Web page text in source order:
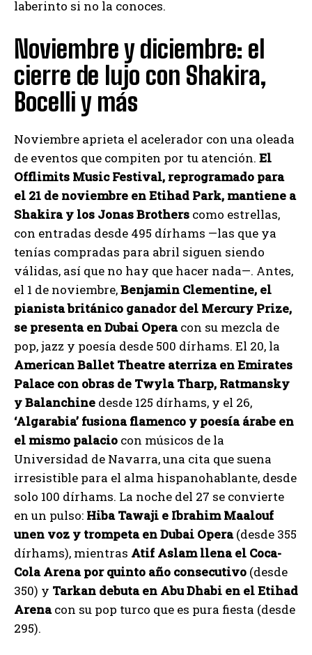
laberinto si no la conoces.
Noviembre y diciembre: el
cierre de lujo con Shakira,
Bocelli y más
Noviembre aprieta el acelerador con una oleada
de eventos que compiten por tu atención. El
Offlimits Music Festival, reprogramado para
el 21 de noviembre en Etihad Park, mantiene a
Shakira y los Jonas Brothers como estrellas,
con entradas desde 495 dírhams —las que ya
tenías compradas para abril siguen siendo
válidas, así que no hay que hacer nada—. Antes,
el 1 de noviembre,Benjamin Clementine, el
pianista británico ganador del Mercury Prize,
se presenta en Dubai Operacon su mezcla de
pop, jazz y poesía desde 500 dírhams. El 20, la
American Ballet Theatre aterriza en Emirates
Palace con obras de Twyla Tharp, Ratmansky
y Balanchine desde 125 dírhams, y el 26,
‘Algarabia’ fusiona flamenco y poesía árabe en
el mismo palacio con músicos de la
Universidad de Navarra, una cita que suena
irresistible para el alma hispanohablante, desde
solo 100 dírhams. La noche del 27 se convierte
en un pulso: Hiba Tawaji e Ibrahim Maalouf
unen voz y trompeta en Dubai Opera(desde 355
dírhams), mientras Atif Aslam llena el Coca-
Cola Arena por quinto año consecutivo (desde
350) y Tarkan debuta en Abu Dhabi en el Etihad
Arenacon su pop turco que es pura fiesta (desde
295).